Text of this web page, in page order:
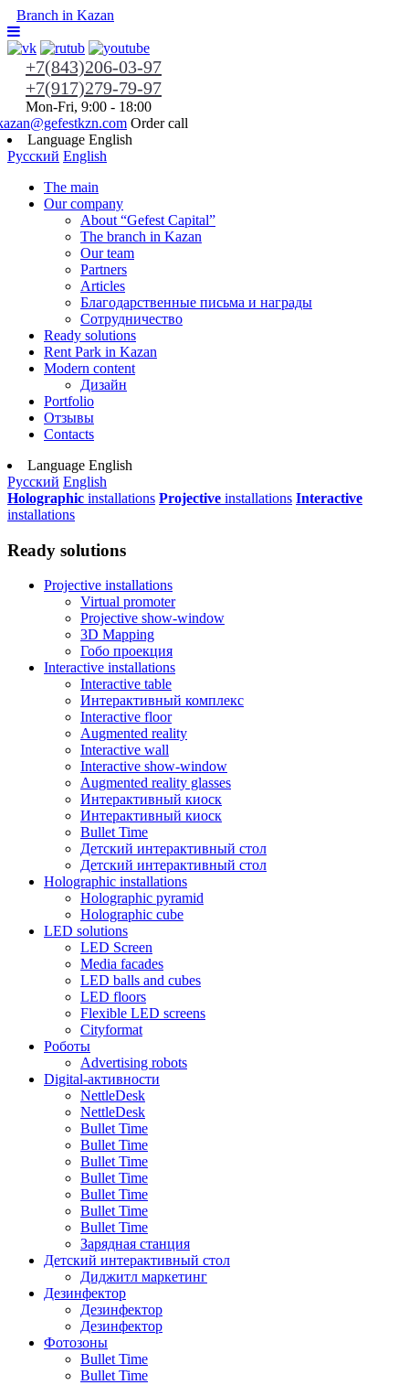
Branch in Kazan
+7(843)206-03-97
+7(917)279-79-97
Mon-Fri, 9:00 - 18:00
Order call
Language English
Русский English
The main
Our company
About “Gefest Capital”
The branch in Kazan
Our team
Partners
Articles
Благодарственные письма и награды
Сотрудничество
Ready solutions
Rent Park in Kazan
Modern content
Дизайн
Portfolio
Отзывы
Contacts
Language English
Русский English
Holographic installations Projective installations Interactive
installations
Ready solutions
Projective installations
Virtual promoter
Projective show-window
3D Mapping
Гобо проекция
Interactive installations
Interactive table
Интерактивный комплекс
Interactive floor
Augmented reality
Interactive wall
Interactive show-window
Augmented reality glasses
Интерактивный киоск
Интерактивный киоск
Bullet Time
Детский интерактивный стол
Детский интерактивный стол
Holographic installations
Holographic pyramid
Holographic cube
LED solutions
LED Screen
Media facades
LED balls and cubes
LED floors
Flexible LED screens
Cityformat
Роботы
Advertising robots
Digital-активности
NettleDesk
NettleDesk
Bullet Time
Bullet Time
Bullet Time
Bullet Time
Bullet Time
Bullet Time
Bullet Time
Зарядная станция
Детский интерактивный стол
Диджитл маркетинг
Дезинфектор
Дезинфектор
Дезинфектор
Фотозоны
Bullet Time
Bullet Time